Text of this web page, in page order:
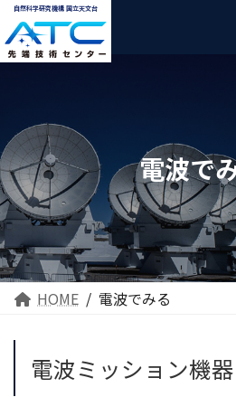
自然科学研究機構 国立天文台
電波で
HOME 電波でみる
電波ミッション機